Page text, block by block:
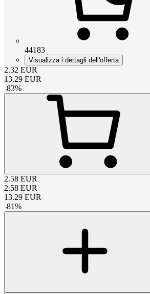
44183
Visualizza i dettagli dell'offerta
2.32 EUR
13.29 EUR
-83%
2.58 EUR
2.58 EUR
13.29 EUR
-81%